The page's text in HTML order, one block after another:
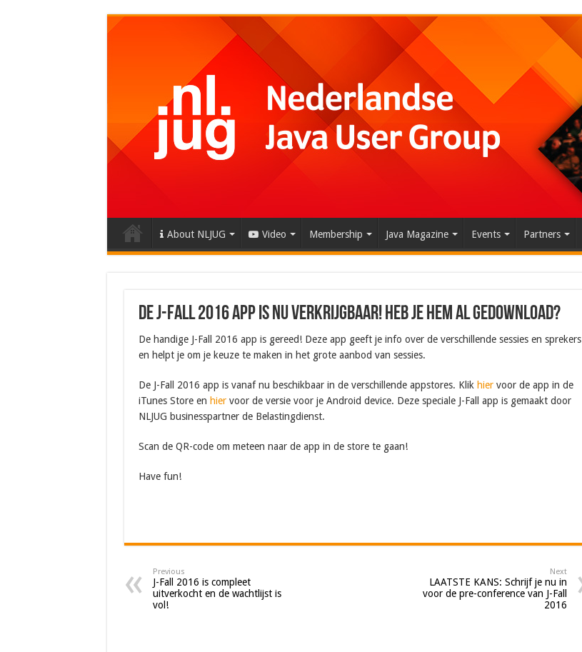
About NLJUG Video Membership Java Magazine Events Partners
De J-Fall 2016 app is nu verkrijgbaar! Heb je hem al gedownload?
De handige J-Fall 2016 app is gereed! Deze app geeft je info over de verschillende sessies en sprekers
en helpt je om je keuze te maken in het grote aanbod van sessies.
De J-Fall 2016 app is vanaf nu beschikbaar in de verschillende appstores. Klik hier voor de app in de
iTunes Store en hiervoor de versie voor je Android device. Deze speciale J-Fall app is gemaakt door
NLJUG businesspartner de Belastingdienst.
Scan de QR-code om meteen naar de app in de store te gaan!
Have fun!
Previous
J-Fall 2016 is compleet
uitverkocht en de wachtlijst is
vol!
Next
LAATSTE KANS: Schrijf je nu in
voor de pre-conference van J-Fall
2016